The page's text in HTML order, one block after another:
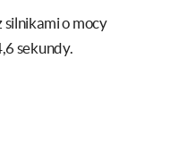
silnikami o mocy
sekundy.